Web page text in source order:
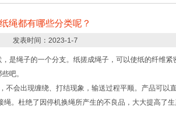
纸绳都有哪些分类呢？
发表时间：2023-1-7
是绳子的一个分支。纸搓成绳子，可以使纸的纤维紧
吧。
会出现缠绕、打结现象，输送过程平顺。产品可以
。杜绝了因停机换绳所产生的不良品，大大提高了